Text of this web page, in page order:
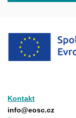
Kontakt
info@eosc.cz